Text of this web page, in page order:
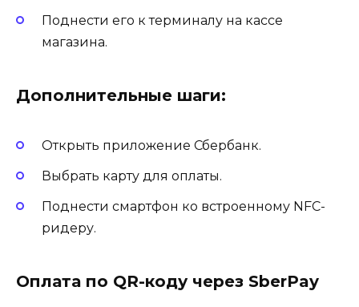
Поднести его к терминалу на кассе
магазина.
Дополнительные шаги:
Открыть приложение Сбербанк.
Выбрать карту для оплаты.
Поднести смартфон ко встроенному NFC-
ридеру.
Оплата по QR-коду через SberPay